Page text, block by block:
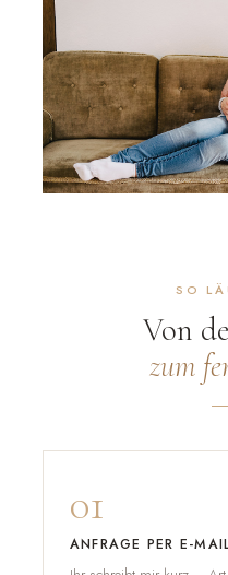
SO
Von
zum
01
ANFRAGE PER E-